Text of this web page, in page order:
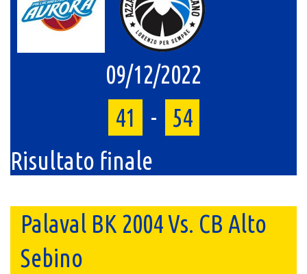
09/12/2022
41
-
54
Risultato finale
Palaval BK 2004 Vs. CB Alto
Sebino